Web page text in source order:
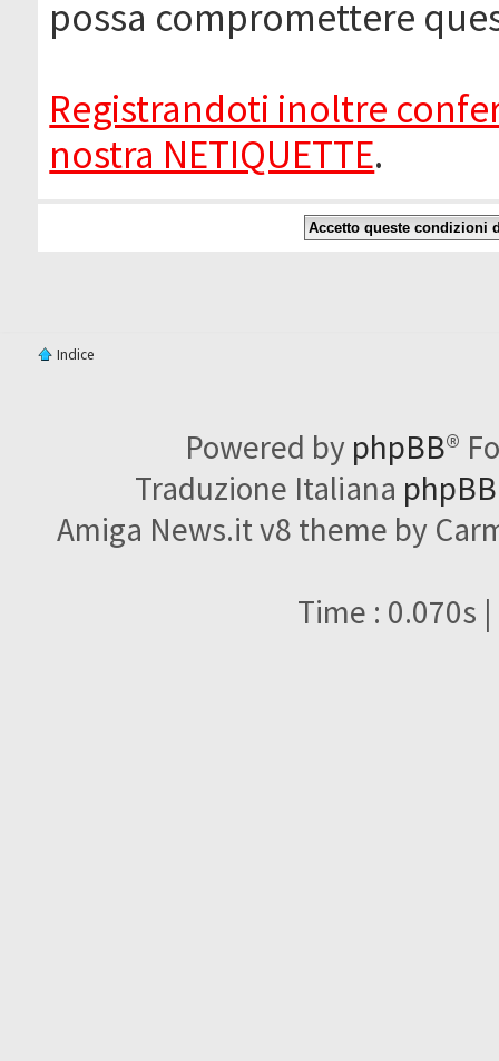
possa compromettere
Registrandoti inoltre
nostra NETIQUETTE.
Indice
Powered by phpBB®
Traduzione Italiana
Amiga News.it v8 theme by
Time : 0.070s